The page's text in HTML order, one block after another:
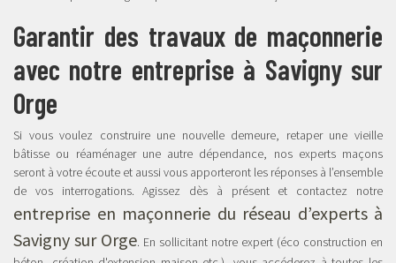
Garantir des travaux de maçonnerie
avec notre entreprise à Savigny sur
Orge
Si vous voulez construire une nouvelle demeure, retaper une vieille
bâtisse ou réaménager une autre dépendance, nos experts maçons
seront à votre écoute et aussi vous apporteront les réponses à l’ensemble
de vos interrogations. Agissez dès à présent et contactez notre
entreprise en maçonnerie du réseau d’experts à
Savigny sur Orge. En sollicitant notre expert (éco construction en